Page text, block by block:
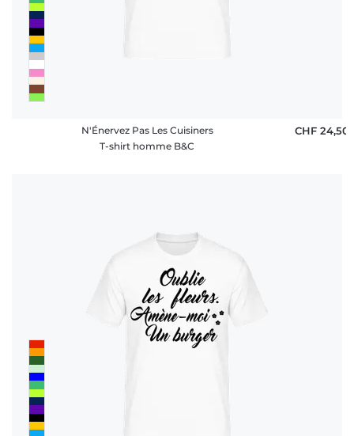
N'Énervez Pas Les Cuisiners
T-shirt homme B&C
CHF 24,50